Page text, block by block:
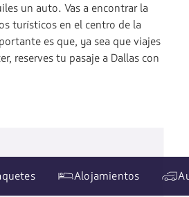
un auto. Vas a encontrar la
turísticos en el centro de la
es que, ya sea que viajes
reserves tu pasaje a Dallas con
Alojamientos